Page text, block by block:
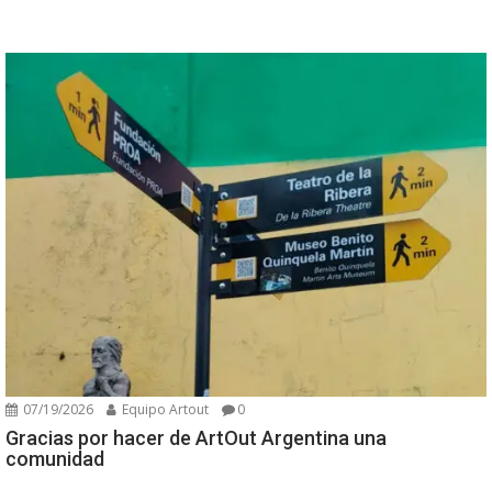
07/19/2026 Equipo Artout 0
Gracias por hacer de ArtOut Argentina una
comunidad